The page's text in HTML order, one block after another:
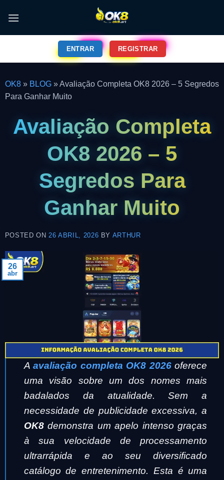
ENTRAR REGISTRAR
OK8» BLOG»Avaliação Completa OK8 2026 – 5 Segredos
Para Ganhar Muito
Avaliação Completa
OK8 2026 – 5
Segredos Para
Ganhar Muito
POSTED ON 26 ABRIL, 2026 BY ARTHUR
26
abr
Aavaliação completa OK8 2026oferece
uma visão sobre um dos nomes mais
badalados da atualidade. Sem a
necessidade de publicidade excessiva, a
OK8demonstra um apelo intenso graças
à sua velocidade de processamento
ultrarrápida e ao seu diversificado
catálogo de entretenimento. Esta é uma